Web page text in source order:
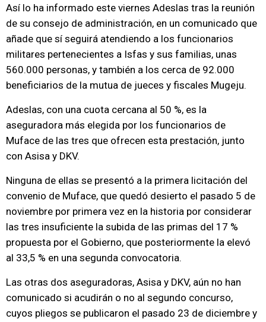
Así lo ha informado este viernes Adeslas tras la reunión
de su consejo de administración, en un comunicado que
añade que sí seguirá atendiendo a los funcionarios
militares pertenecientes a Isfas y sus familias, unas
560.000 personas, y también a los cerca de 92.000
beneficiarios de la mutua de jueces y fiscales Mugeju.
Adeslas, con una cuota cercana al 50 %, es la
aseguradora más elegida por los funcionarios de
Muface de las tres que ofrecen esta prestación, junto
con Asisa y DKV.
Ninguna de ellas se presentó a la primera licitación del
convenio de Muface, que quedó desierto el pasado 5 de
noviembre por primera vez en la historia por considerar
las tres insuficiente la subida de las primas del 17 %
propuesta por el Gobierno, que posteriormente la elevó
al 33,5 % en una segunda convocatoria.
Las otras dos aseguradoras, Asisa y DKV, aún no han
comunicado si acudirán o no al segundo concurso,
cuyos pliegos se publicaron el pasado 23 de diciembre y